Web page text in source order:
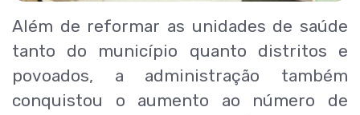
Além de reformar as unidades de saúde
tanto do município quanto distritos e
povoados, a administração também
conquistou o aumento ao número de